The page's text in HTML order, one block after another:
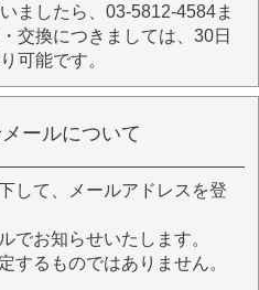
ましたら、03-5812-4584ま
交換につきましては、30日
可能です。
ールについて
して、メールアドレスを登
でお知らせいたします。
するものではありません。